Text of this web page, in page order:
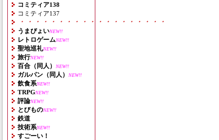
コミティア138
コミティア137
・・・・・・・・・・・・・・・・・・・
うまぴょいNEW!!
レトロゲームNEW!!
聖地巡礼NEW!!
旅行NEW!!
百合（同人） NEW!!
ガルパン（同人） NEW!!
飲食系NEW!!
TRPGNEW!!
評論NEW!!
とびものNEW!!
鉄道
技術系NEW!!
すごーい！